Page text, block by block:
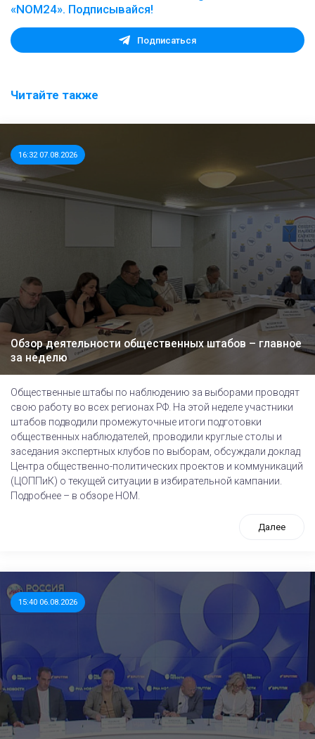
«NOM24». Подписывайся!
Подписаться
Читайте также
16:32 07.08.2026
Обзор деятельности общественных штабов – главное
за неделю
Общественные штабы по наблюдению за выборами проводят
свою работу во всех регионах РФ. На этой неделе участники
штабов подводили промежуточные итоги подготовки
общественных наблюдателей, проводили круглые столы и
заседания экспертных клубов по выборам, обсуждали доклад
Центра общественно-политических проектов и коммуникаций
(ЦОППиК) о текущей ситуации в избирательной кампании.
Подробнее – в обзоре НОМ.
Далее
15:40 06.08.2026